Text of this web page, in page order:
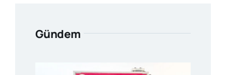
Gündem